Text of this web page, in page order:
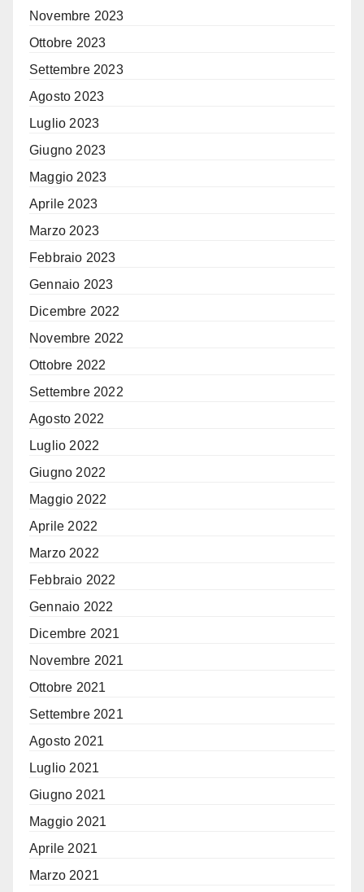
Novembre 2023
Ottobre 2023
Settembre 2023
Agosto 2023
Luglio 2023
Giugno 2023
Maggio 2023
Aprile 2023
Marzo 2023
Febbraio 2023
Gennaio 2023
Dicembre 2022
Novembre 2022
Ottobre 2022
Settembre 2022
Agosto 2022
Luglio 2022
Giugno 2022
Maggio 2022
Aprile 2022
Marzo 2022
Febbraio 2022
Gennaio 2022
Dicembre 2021
Novembre 2021
Ottobre 2021
Settembre 2021
Agosto 2021
Luglio 2021
Giugno 2021
Maggio 2021
Aprile 2021
Marzo 2021